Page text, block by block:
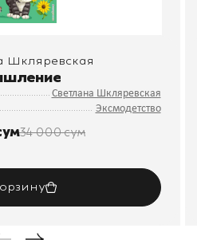
Шкляревская
Светлана Шкляревская
Эксмодетство
34 000 сум